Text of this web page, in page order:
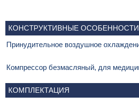
КОНСТРУКТИВНЫЕ ОСОБЕННОСТИ
Принудительное воздушное
Компрессор безмасляный, для
КОМПЛЕКТАЦИЯ